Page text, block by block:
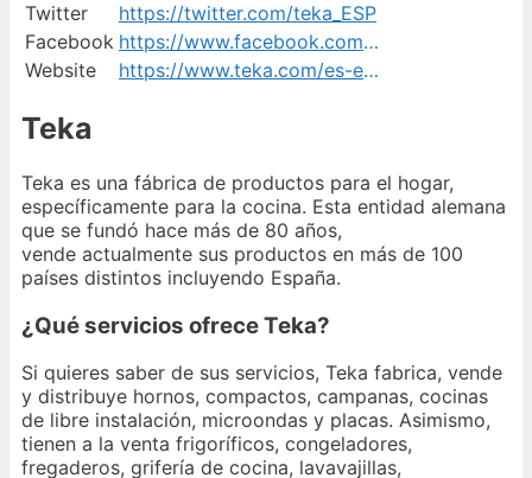
Twitter
https://twitter.com/teka_ESP
Facebook
https://www.facebook.com/TekaESP/
Website
https://www.teka.com/es-es/contacto/
Teka
Teka es una fábrica de productos para el hogar,
específicamente para la cocina. Esta entidad alemana
que se fundó hace más de 80 años,
vende actualmente sus productos en más de 100
países distintos incluyendo España.
¿Qué servicios ofrece Teka?
Si quieres saber de sus servicios, Teka fabrica, vende
y distribuye hornos, compactos, campanas, cocinas
de libre instalación, microondas y placas. Asimismo,
tienen a la venta frigoríficos, congeladores,
fregaderos, grifería de cocina, lavavajillas,